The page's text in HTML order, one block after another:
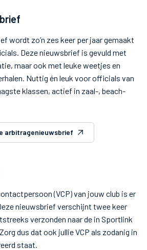
wordt zo’n zes keer per jaar gemaakt
Deze nieuwsbrief is gevuld met
maar ook met leuke weetjes en
Nuttig én leuk voor officials van
klassen, actief in zaal-, beach-
arbitragenieuwsbrief
(VCP) van jouw club is er
nieuwsbrief verschijnt twee keer
verzonden naar de in Sportlink
dus dat ook jullie VCP als zodanig in
staat.